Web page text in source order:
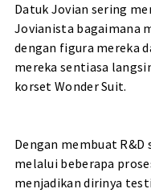
Datuk Jovian sering
Jovianista bagaimana
dengan figura mereka
mereka sentiasa
korset Wonder Suit.
Dengan membuat R&D
melalui beberapa
menjadikan dirinya